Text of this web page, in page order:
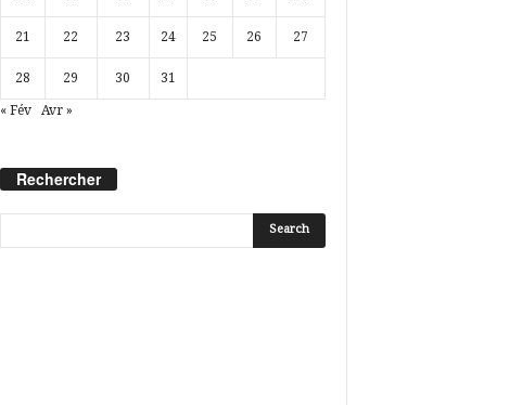
21 22 23 24 25 26 27
28 29 30 31
« Fév Avr »
Rechercher